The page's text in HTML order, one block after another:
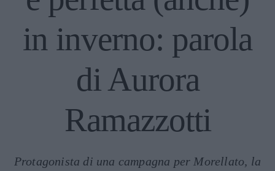
in inverno: parola
di Aurora
Ramazzotti
Protagonista di una campagna per Morellato, la